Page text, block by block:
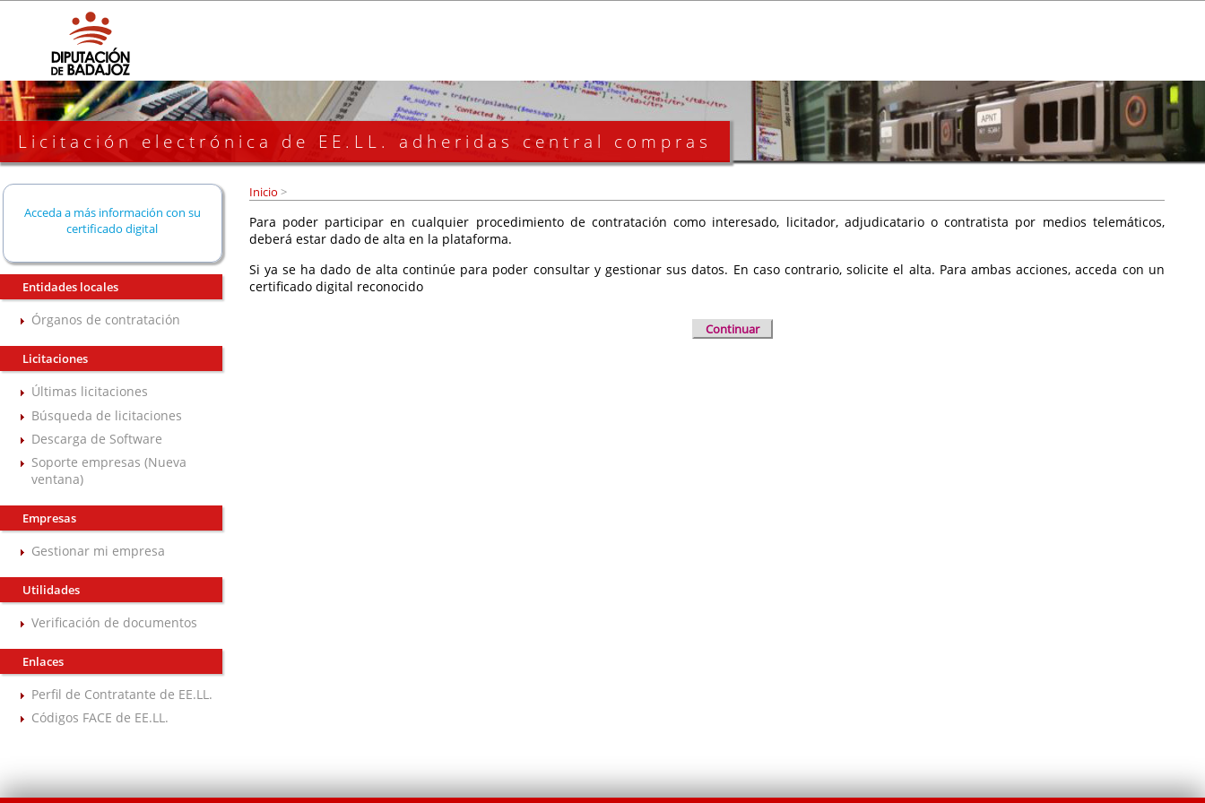
Licitación electrónica de EE.LL. adheridas central compras
Acceda a más información con su
certificado digital
Entidades locales
Órganos de contratación
Licitaciones
Últimas licitaciones
Búsqueda de licitaciones
Descarga de Software
Soporte empresas (Nueva
ventana)
Empresas
Gestionar mi empresa
Utilidades
Verificación de documentos
Enlaces
Perfil de Contratante de EE.LL.
Códigos FACE de EE.LL.
Inicio >
Para poder participar en cualquier procedimiento de contratación como interesado, licitador, adjudicatario o contratista por medios telemáticos,
deberá estar dado de alta en la plataforma.
Si ya se ha dado de alta continúe para poder consultar y gestionar sus datos. En caso contrario, solicite el alta. Para ambas acciones, acceda con un
certificado digital reconocido
Continuar